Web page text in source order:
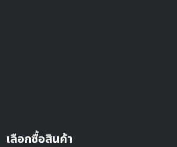
เลือกซื้อสินค้า